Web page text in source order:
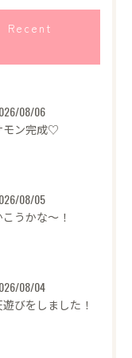
Recent
08/06
モン完成♡
08/05
うかな〜！
08/04
びをしました！